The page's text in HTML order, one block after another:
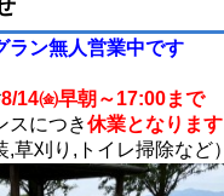
ラン無人営業中です
8/14㈮早朝～17:00まで
スにつき休業となります
,草刈り,トイレ掃除など）